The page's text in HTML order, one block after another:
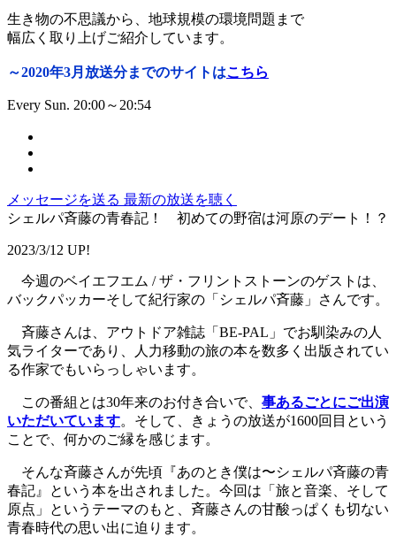
生き物の不思議から、地球規模の環境問題まで
幅広く取り上げご紹介しています。
～2020年3月放送分までのサイトはこちら
Every Sun. 20:00～20:54
メッセージを送る 最新の放送を聴く
シェルパ斉藤の青春記！ 初めての野宿は河原のデート！？
2023/3/12 UP!
今週のベイエフエム / ザ・フリントストーンのゲストは、
バックパッカーそして紀行家の「シェルパ斉藤」さんです。
斉藤さんは、アウトドア雑誌「BE-PAL」でお馴染みの人
気ライターであり、人力移動の旅の本を数多く出版されてい
る作家でもいらっしゃいます。
この番組とは30年来のお付き合いで、 事あるごとにご出演
いただいています。そして、きょうの放送が1600回目という
ことで、何かのご縁を感じます。
そんな斉藤さんが先頃『あのとき僕は〜シェルパ斉藤の青
春記』という本を出されました。今回は「旅と音楽、そして
原点」というテーマのもと、斉藤さんの甘酸っぱくも切ない
青春時代の思い出に迫ります。